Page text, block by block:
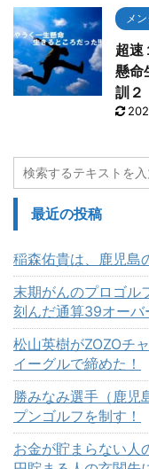
メ
超速
懸命
訓２
最近の投稿
稲森佑貴は、鹿児島
末期がんのプロゴル
刻んだ通算39オーバ
松山英樹がZOZOチ
イーグルで締めた！
勝みなみ選手（鹿児
プンゴルフを制す！
お金が貯まらない人